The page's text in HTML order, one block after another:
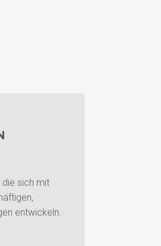
die sich mit
entwickeln.